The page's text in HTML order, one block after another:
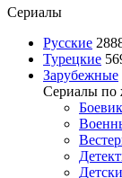
Сериалы
Русские
Турецкие
Зарубежные
Сериалы по